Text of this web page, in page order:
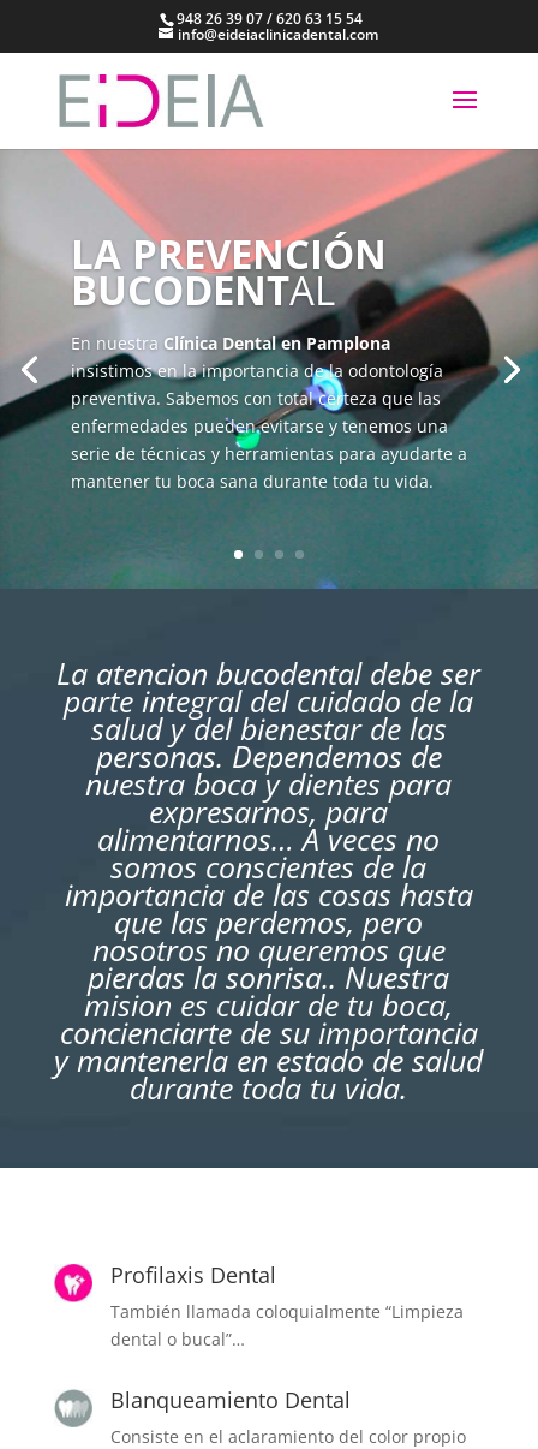
948 26 39 07 / 620 63 15 54
info@eideiaclinicadental.com
LA PREVENCIÓN
BUCODENTAL
En nuestra Clínica Dental en Pamplona
insistimos en la importancia de la odontología
preventiva. Sabemos con total certeza que las
enfermedades pueden evitarse y tenemos una
serie de técnicas y herramientas para ayudarte a
mantener tu boca sana durante toda tu vida.
La atencion bucodental debe ser
parte integral del cuidado de la
salud y del bienestar de las
personas. Dependemos de
nuestra boca y dientes para
expresarnos, para
alimentarnos… A veces no
somos conscientes de la
importancia de las cosas hasta
que las perdemos, pero
nosotros no queremos que
pierdas la sonrisa.. Nuestra
mision es cuidar de tu boca,
concienciarte de su importancia
y mantenerla en estado de salud
durante toda tu vida.
Profilaxis Dental
También llamada coloquialmente “Limpieza
dental o bucal”…
Blanqueamiento Dental
Consiste en el aclaramiento del color propio